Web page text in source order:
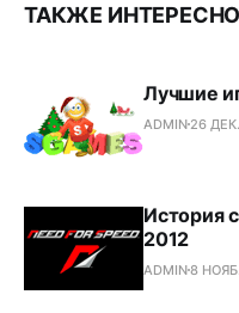
ТАКЖЕ ИНТЕРЕСНО
Лучшие
ADMIN 26
История
2012
ADMIN8